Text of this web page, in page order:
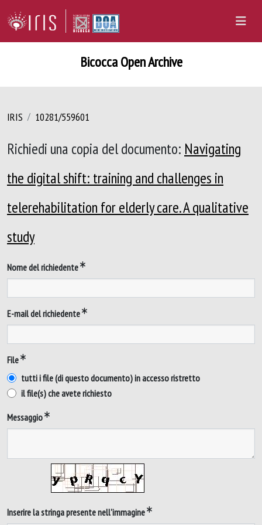
Bicocca Open Archive
IRIS 10281/559601
Richiedi una copia del documento: Navigating
the digital shift: training and challenges in
telerehabilitation for elderly care. A qualitative
study
Nome del richiedente
E-mail del richiedente
File
tutti i file (di questo documento) in accesso ristretto
il file(s) che avete richiesto
Messaggio
Inserire la stringa presente nell'immagine